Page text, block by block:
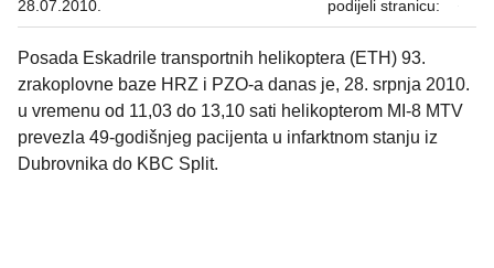
28.07.2010. podijeli stranicu:
Posada Eskadrile transportnih helikoptera (ETH) 93.
zrakoplovne baze HRZ i PZO-a danas je, 28. srpnja 2010.
u vremenu od 11,03 do 13,10 sati helikopterom MI-8 MTV
prevezla 49-godišnjeg pacijenta u infarktnom stanju iz
Dubrovnika do KBC Split.